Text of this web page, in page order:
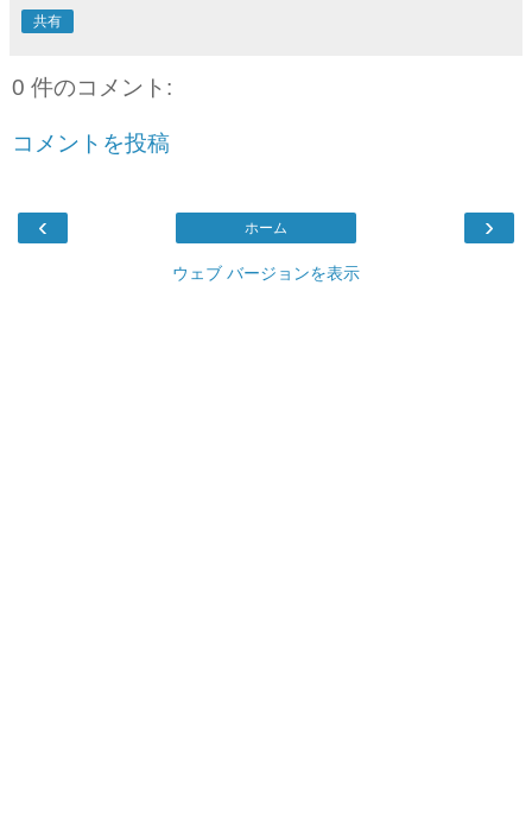
共有
0 件のコメント:
コメントを投稿
‹ ›
ホーム
ウェブ バージョンを表示